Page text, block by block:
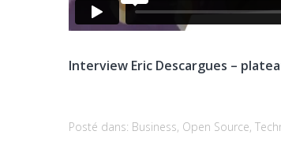
Interview Eric Descargues –
Posté dans: Business, Open Source,